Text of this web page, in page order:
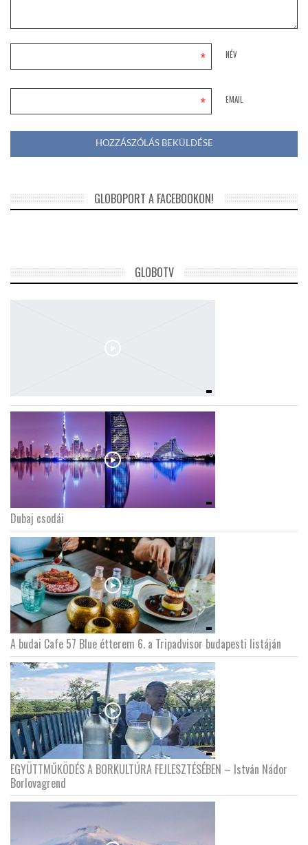
NÉV
*
EMAIL
*
GLOBOPORT A FACEBOOKON!
GLOBOTV
Dubaj csodái
A budai Cafe 57 Blue étterem 6. a Tripadvisor budapesti listáján
EGYÜTTMŰKÖDÉS A BORKULTÚRA FEJLESZTÉSÉBEN – István Nádor
Borlovagrend